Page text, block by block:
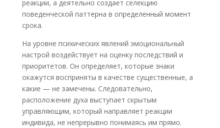
реакции, а деятельно создает селекцию
поведенческой паттерна в определенный момент
срока.
На уровне психических явлений эмоциональный
настрой воздействует на оценку последствий и
приоритетов. Он определяет, которые знаки
окажутся восприняты в качестве существенные, а
какие — не замечены. Следовательно,
расположение духа выступает скрытым
управляющим, который направляет реакции
индивида, не непрерывно понимаясь им прямо.